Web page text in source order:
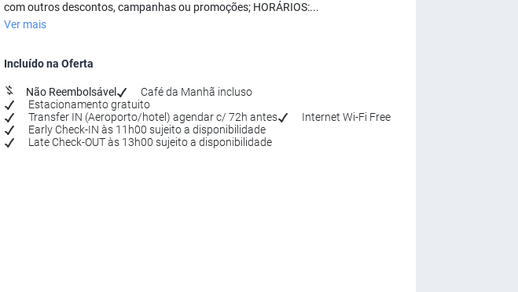
com outros descontos, campanhas ou promoções; HORÁRIOS:...
Ver mais
Incluído na Oferta
Não Reembolsável
Café da Manhã incluso
Estacionamento gratuito
Transfer IN (Aeroporto/hotel) agendar c/ 72h antes
Internet Wi-Fi Free
Early Check-IN às 11h00 sujeito a disponibilidade
Late Check-OUT às 13h00 sujeito a disponibilidade